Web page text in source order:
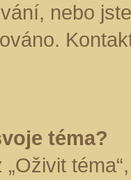
nebo
téma?